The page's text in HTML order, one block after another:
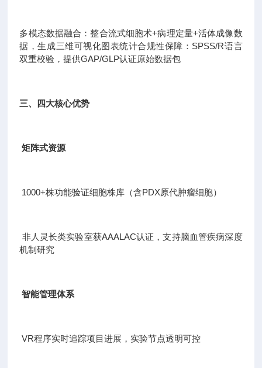
多模态数据融合：整合流式细胞术+病理定量+活体成像数
据，生成三维可视化图表统计合规性保障：SPSS/R语言
双重校验，提供GAP/GLP认证原始数据包
三、四大核心优势
矩阵式资源
1000+株功能验证细胞株库（含PDX原代肿瘤细胞）
非人灵长类实验室获AAALAC认证，支持脑血管疾病深度
机制研究
智能管理体系
VR程序实时追踪项目进展，实验节点透明可控